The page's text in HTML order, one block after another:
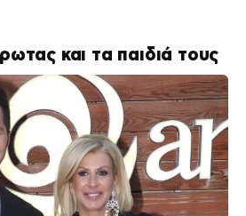
και τα παιδιά τους